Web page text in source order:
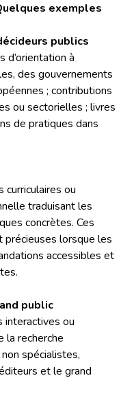
exemples
publics
d’orientation à
des gouvernements
; contributions
ou sectorielles ; livres
de pratiques dans
curriculaires ou
traduisant les
concrètes. Ces
lorsque les
accessibles et
public
interactives ou
la recherche
spécialistes,
et le grand